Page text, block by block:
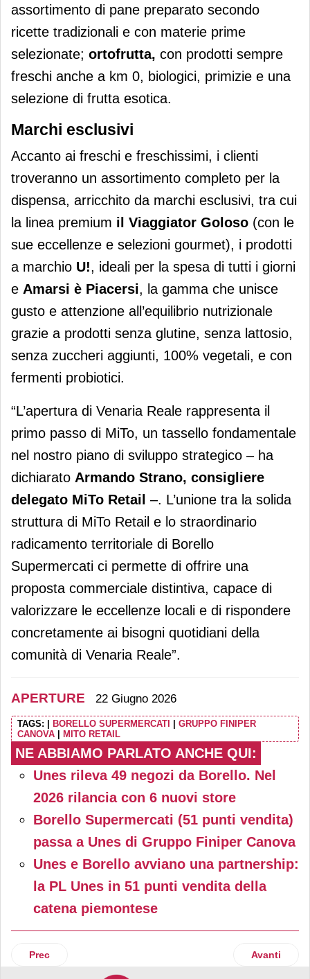
assortimento di pane preparato secondo
ricette tradizionali e con materie prime
selezionate; ortofrutta, con prodotti sempre
freschi anche a km 0, biologici, primizie e una
selezione di frutta esotica.
Marchi esclusivi
Accanto ai freschi e freschissimi, i clienti
troveranno un assortimento completo per la
dispensa, arricchito da marchi esclusivi, tra cui
la linea premium il Viaggiator Goloso (con le
sue eccellenze e selezioni gourmet), i prodotti
a marchio U!, ideali per la spesa di tutti i giorni
e Amarsi è Piacersi, la gamma che unisce
gusto e attenzione all’equilibrio nutrizionale
grazie a prodotti senza glutine, senza lattosio,
senza zuccheri aggiunti, 100% vegetali, e con
fermenti probiotici.
“L’apertura di Venaria Reale rappresenta il
primo passo di MiTo, un tassello fondamentale
nel nostro piano di sviluppo strategico – ha
dichiarato Armando Strano, consigliere
delegato MiTo Retail –. L’unione tra la solida
struttura di MiTo Retail e lo straordinario
radicamento territoriale di Borello
Supermercati ci permette di offrire una
proposta commerciale distintiva, capace di
valorizzare le eccellenze locali e di rispondere
concretamente ai bisogni quotidiani della
comunità di Venaria Reale”.
APERTURE 22 Giugno 2026
TAGS: BORELLO SUPERMERCATI
GRUPPO FINIPER
CANOVA
MITO RETAIL
NE ABBIAMO PARLATO ANCHE QUI:
Unes rileva 49 negozi da Borello. Nel
2026 rilancia con 6 nuovi store
Borello Supermercati (51 punti vendita)
passa a Unes di Gruppo Finiper Canova
Unes e Borello avviano una partnership:
la PL Unes in 51 punti vendita della
catena piemontese
Articolo precedente: MediaWorld inaugura a Lentate Sul
Prec Articolo
Avanti